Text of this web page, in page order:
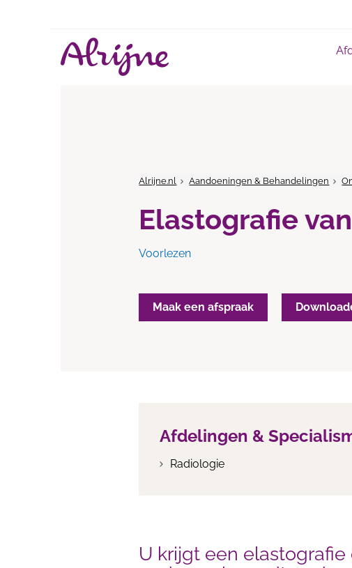
Alrijne.nl Aandoeningen & Behandelingen
Elastografie
Voorlezen
Maak een afspraak
Afdelingen &
Radiologie
U krijgt een